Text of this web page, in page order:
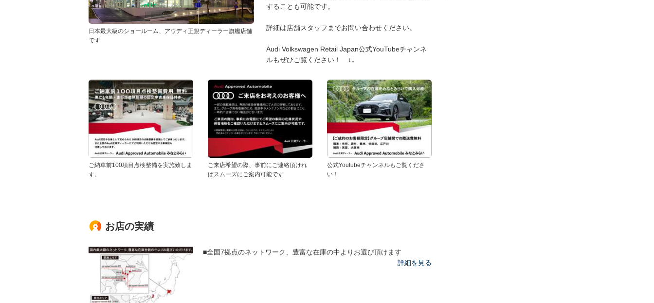
日本最大級のショールーム、アウディ正規ディーラー旗艦店舗
です
することも可能です。
詳細は店舗スタッフまでお問い合わせください。
Audi Volkswagen Retail Japan公式YouTubeチャンネ
ルもぜひご覧ください！ ↓↓
ご納車前100項目点検整備を実施致しま
す。
ご来店希望の際、事前にご連絡頂けれ
ばスムーズにご案内可能です
公式Youtubeチャンネルもご覧くださ
い！
お店の実績
■全国7拠点のネットワーク、豊富な在庫の中よりお選び頂けます
詳細を見る